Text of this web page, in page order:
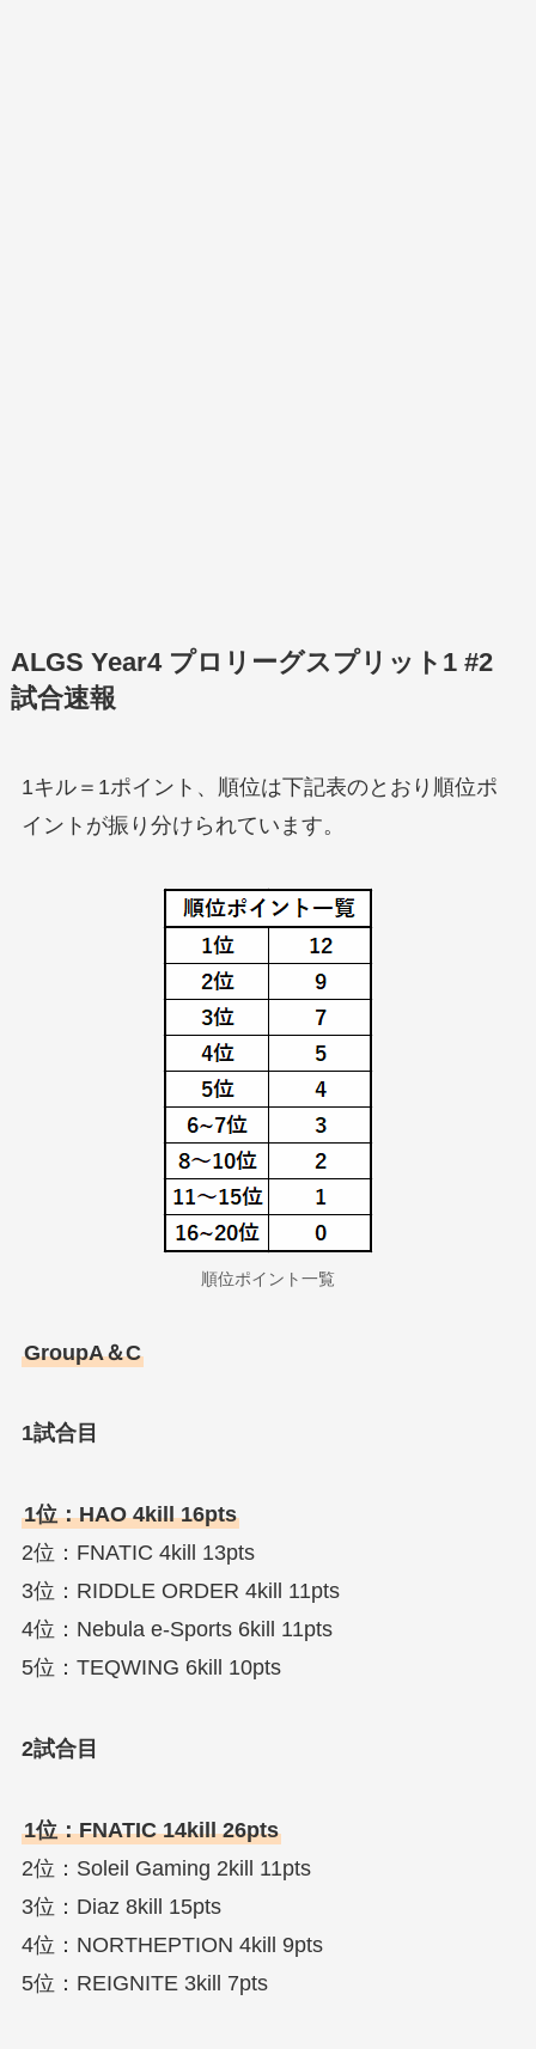
ALGS Year4 プロリーグスプリット1 #2
試合速報
1キル＝1ポイント、順位は下記表のとおり順位ポ
イントが振り分けられています。
順位ポイント一覧
GroupA＆C
1試合目
1位：HAO 4kill 16pts
2位：FNATIC 4kill 13pts
3位：RIDDLE ORDER 4kill 11pts
4位：Nebula e-Sports 6kill 11pts
5位：TEQWING 6kill 10pts
2試合目
1位：FNATIC 14kill 26pts
2位：Soleil Gaming 2kill 11pts
3位：Diaz 8kill 15pts
4位：NORTHEPTION 4kill 9pts
5位：REIGNITE 3kill 7pts